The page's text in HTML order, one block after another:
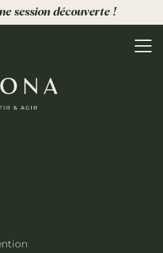
session découverte !